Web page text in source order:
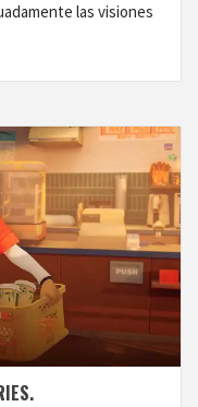
las visiones